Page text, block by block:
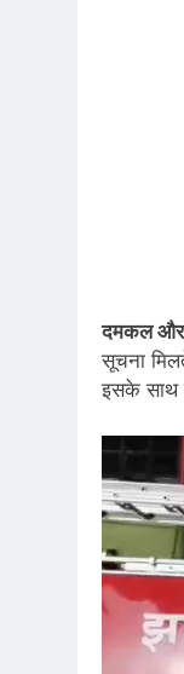
दमकल और
सूचना
इसके साथ